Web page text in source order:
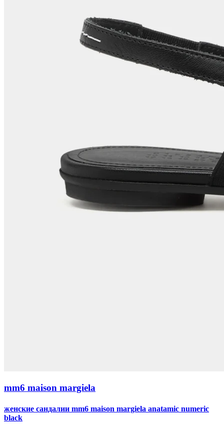
mm6 maison margiela
женские сандалии mm6 maison margiela anatamic numeric
black